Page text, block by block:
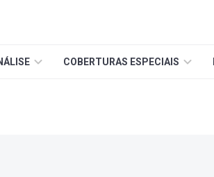
COBERTURAS ESPECIAIS